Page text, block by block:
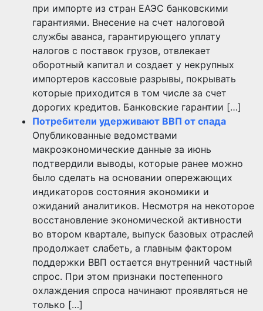
при импорте из стран ЕАЭС банковскими
гарантиями. Внесение на счет налоговой
службы аванса, гарантирующего уплату
налогов с поставок грузов, отвлекает
оборотный капитал и создает у некрупных
импортеров кассовые разрывы, покрывать
которые приходится в том числе за счет
дорогих кредитов. Банковские гарантии […]
Потребители удерживают ВВП от спада
Опубликованные ведомствами
макроэкономические данные за июнь
подтвердили выводы, которые ранее можно
было сделать на основании опережающих
индикаторов состояния экономики и
ожиданий аналитиков. Несмотря на некоторое
восстановление экономической активности
во втором квартале, выпуск базовых отраслей
продолжает слабеть, а главным фактором
поддержки ВВП остается внутренний частный
спрос. При этом признаки постепенного
охлаждения спроса начинают проявляться не
только […]